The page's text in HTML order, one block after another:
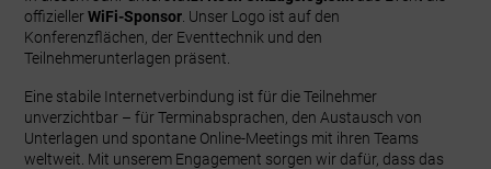
offiziellerWiFi-Sponsor . Unser Logo ist auf den
Konferenzflächen, der Eventtechnik und den
Teilnehmerunterlagen präsent.
Eine stabile Internetverbindung ist für die Teilnehmer
unverzichtbar – für Terminabsprachen, den Austausch von
Unterlagen und spontane Online-Meetings mit ihren Teams
weltweit. Mit unserem Engagement sorgen wir dafür, dass das